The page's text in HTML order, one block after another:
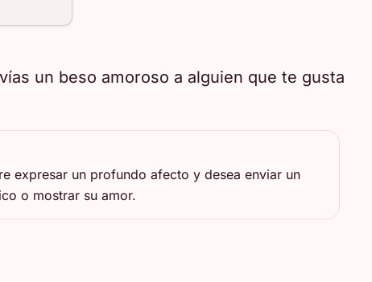
un beso amoroso a alguien que te gusta
expresar un profundo afecto y desea enviar un
o mostrar su amor.